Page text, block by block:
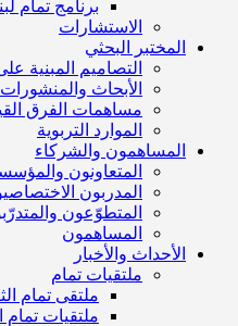
برنامج تمام
الاستشارات
المختبر البحثي
التصاميم المبنية
الأبحاث والمنشورات
مساهمات الفرق
الموارد التربوية
المساهمون والشركاء
المتعاونون
المدربون
المتطوّعون
المساهمون
الأحداث والأخبار
ملتقيات تمام
ملتقى تمام
ملتقيات تمام